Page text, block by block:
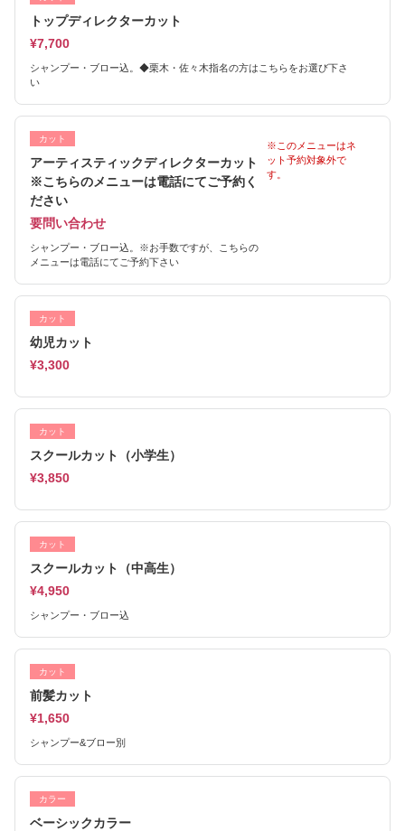
トップディレクターカット
¥7,700
シャンプー・ブロー込。◆栗木・佐々木指名の方はこちらをお選び下さ
い
カット
アーティスティックディレクターカット
※こちらのメニューは電話にてご予約く
ださい
要問い合わせ
シャンプー・ブロー込。※お手数ですが、こちらの
メニューは電話にてご予約下さい
※このメニューはネ
ット予約対象外で
す。
カット
幼児カット
¥3,300
カット
スクールカット（小学生）
¥3,850
カット
スクールカット（中高生）
¥4,950
シャンプー・ブロー込
カット
前髪カット
¥1,650
シャンプー&ブロー別
カラー
ベーシックカラー